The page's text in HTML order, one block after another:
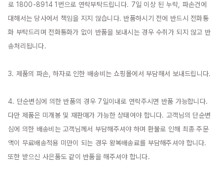
로 1800-8914 1번으로 연락부탁드립니다. 7일 이상 된 누락, 파손건에
대해서는 당사에서 책임을 지지 않습니다. 반품하시기 전에 반드시 전화통
화 부탁드리며 전화통화가 없이 반품을 보내시는 경우 수취가 되지 않고 반
송처리됩니다.
3. 제품의 파손, 하자로 인한 배송비는 쇼핑몰에서 부담해서 보내드립니다.
4. 단순변심에 의한 반품의 경우 7일이내로 연락주시면 반품 가능합니다.
다만 제품은 미개봉 및 재판매가 가능한 상태여야 합니다. 고객님의 단순변
심에 의한 배송비는 고객님께서 부담해주셔야 하며 환불로 인해 최종 주문
액이 무료배송적용 미만이 되는 경우 왕복배송료를 부담해주셔야 합니다.
또한 받으신 사은품도 같이 반품을 해주셔야 합니다.